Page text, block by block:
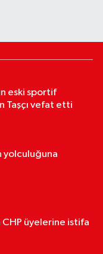
eski sportif
Taşçı vefat etti
yolculuğuna
CHP üyelerine istifa